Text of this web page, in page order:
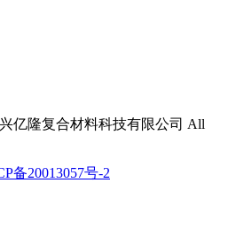
亿隆复合材料科技有限公司 All
备20013057号-2